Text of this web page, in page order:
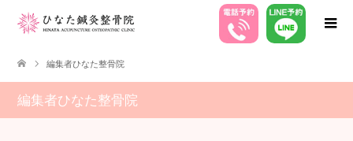
編集者ひなた整骨院
編集者ひなた整骨院